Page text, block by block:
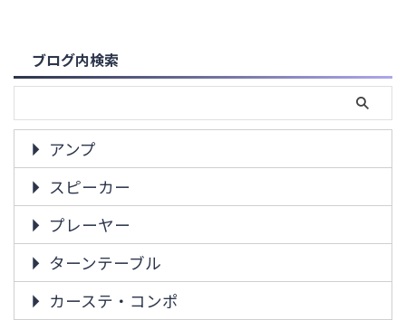
ブログ内検索
アンプ
スピーカー
プレーヤー
ターンテーブル
カーステ・コンポ